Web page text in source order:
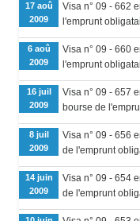
17 aoû
2009
Visa n° 09 - 662
l'emprunt
6 aoû
2009
Visa n° 09 - 660
l'emprunt
16 juil
2009
Visa n° 09 - 657
bourse de
8 juil
2009
Visa n° 09 - 656
de l'emprunt
14 juin
2009
Visa n° 09 - 654
de l'emprunt